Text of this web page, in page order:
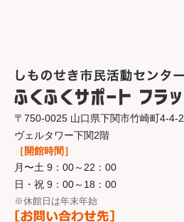
〒750-0025 山口県下関市竹崎町4-4-2
ヴェルタワー下関2階
［開館時間］
月〜土 9：00～22：00
日・祝 9：00～18：00
※休館日は年末年始